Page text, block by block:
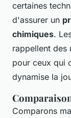
certaines
d'assurer un
chimiques.
rappellent des
pour ceux qui
dynamise la
Comparons